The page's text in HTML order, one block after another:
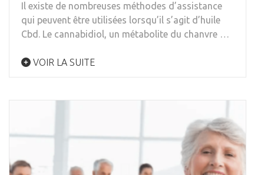
Il existe de nombreuses méthodes d’assistance
qui peuvent être utilisées lorsqu’il s’agit d’huile
Cbd. Le cannabidiol, un métabolite du chanvre …
VOIR LA SUITE